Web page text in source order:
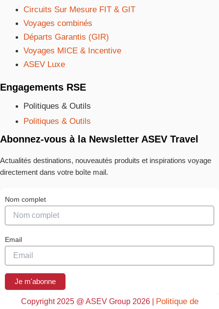
Circuits Sur Mesure FIT & GIT
Voyages combinés
Départs Garantis (GIR)
Voyages MICE & Incentive
ASEV Luxe
Engagements RSE
Politiques & Outils
Politiques & Outils
Abonnez-vous à la Newsletter ASEV Travel
Actualités destinations, nouveautés produits et inspirations voyage
directement dans votre boîte mail.
Nom complet
Email
Je m'abonne
Copyright 2025 @ ASEV Group 2026 | Politique de